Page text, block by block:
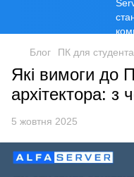
Блог ПК для
Які вимоги до
архітектора: з
5 жовтня 2025